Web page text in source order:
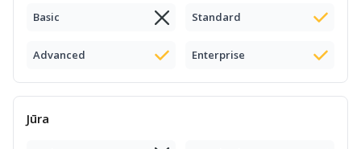
Basic Standard
Advanced Enterprise
Jūra